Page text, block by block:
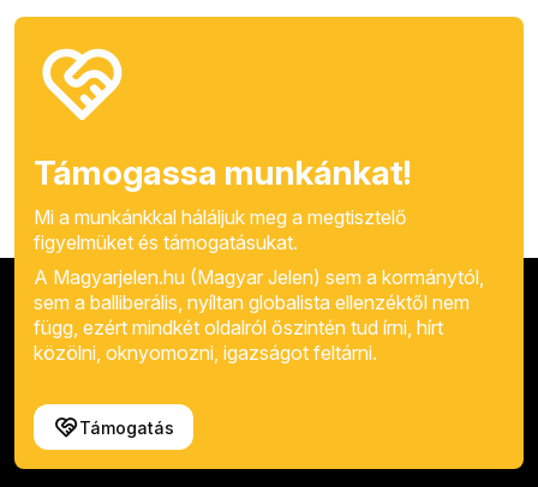
Támogassa munkánkat!
Mi a munkánkkal háláljuk meg a megtisztelő
figyelmüket és támogatásukat.
A Magyarjelen.hu (Magyar Jelen) sem a kormánytól,
sem a balliberális, nyíltan globalista ellenzéktől nem
függ, ezért mindkét oldalról őszintén tud írni, hírt
közölni, oknyomozni, igazságot feltárni.
Támogatás